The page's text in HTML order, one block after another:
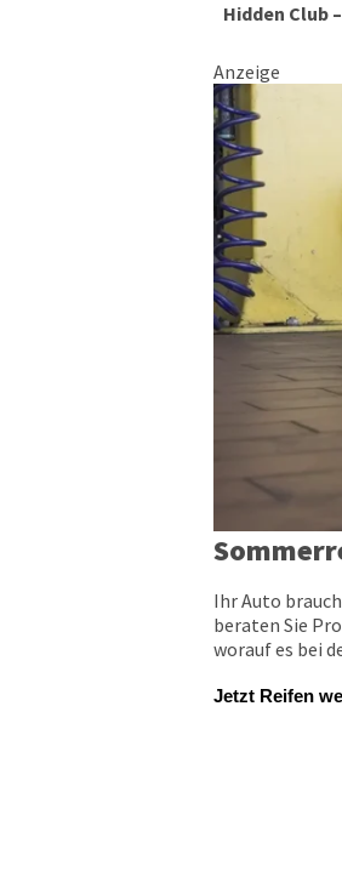
Hidden Club
Anzeige
Ihr Auto
beraten Sie
worauf es bei
Jetzt Reifen